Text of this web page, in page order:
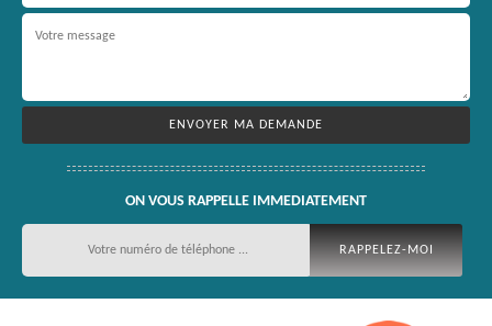
ON VOUS RAPPELLE IMMEDIATEMENT